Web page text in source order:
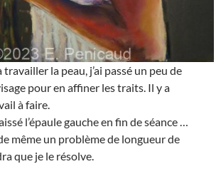
travailler la peau, j’ai passé un peu de
pour en affiner les traits. Il y a
à faire.
l’épaule gauche en fin de séance …
même un problème de longueur de
que je le résolve.